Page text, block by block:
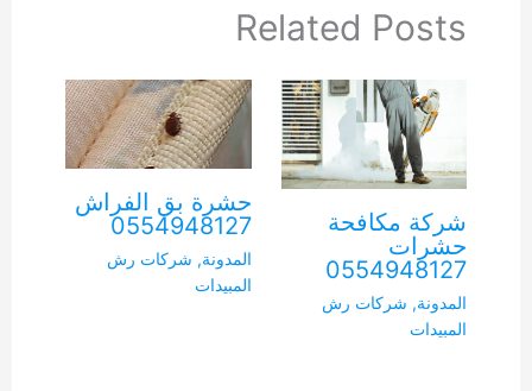
Related Posts
شركة مكافحة
حشرات
0554948127
المدونة, شركات رش
المبيدات
حشرة بق الفراش
0554948127
المدونة, شركات رش
المبيدات